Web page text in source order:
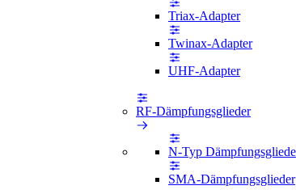
Triax-Adapter
Twinax-Adapter
UHF-Adapter
RF-Dämpfungsglieder
N-Typ
SMA-Dämpfungsglieder